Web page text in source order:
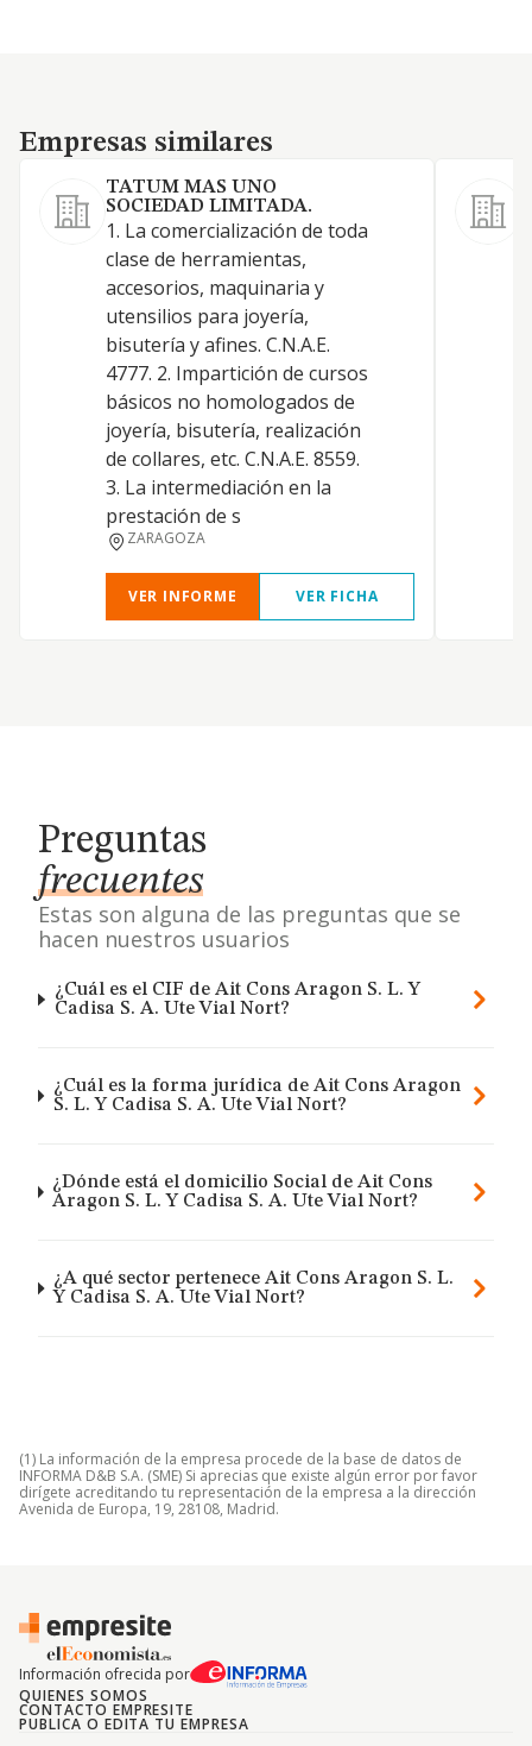
Empresas similares
Empresas similares
TATUM MAS UNO
SOCIEDAD LIMITADA.
1. La comercialización de toda
clase de herramientas,
accesorios, maquinaria y
utensilios para joyería,
bisutería y afines. C.N.A.E.
4777. 2. Impartición de cursos
básicos no homologados de
joyería, bisutería, realización
de collares, etc. C.N.A.E. 8559.
3. La intermediación en la
prestación de s
ZARAGOZA
VER INFORME VER FICHA
Preguntas
frecuentes
Estas son alguna de las preguntas que se
hacen nuestros usuarios
¿Cuál es el CIF de Ait Cons Aragon S. L. Y
Cadisa S. A. Ute Vial Nort?
¿Cuál es la forma jurídica de Ait Cons Aragon
S. L. Y Cadisa S. A. Ute Vial Nort?
¿Dónde está el domicilio Social de Ait Cons
Aragon S. L. Y Cadisa S. A. Ute Vial Nort?
¿A qué sector pertenece Ait Cons Aragon S. L.
Y Cadisa S. A. Ute Vial Nort?
(1) La información de la empresa procede de la base de datos de
INFORMA D&B S.A. (SME) Si aprecias que existe algún error por favor
dirígete acreditando tu representación de la empresa a la dirección
Avenida de Europa, 19, 28108, Madrid.
Información ofrecida por
QUIENES SOMOS
CONTACTO EMPRESITE
PUBLICA O EDITA TU EMPRESA